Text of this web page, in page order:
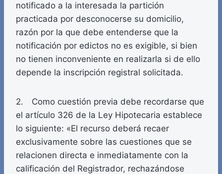
notificado a la interesada la partición
practicada por desconocerse su domicilio,
razón por la que debe entenderse que la
notificación por edictos no es exigible, si bien
no tienen inconveniente en realizarla si de ello
depende la inscripción registral solicitada.
2. Como cuestión previa debe recordarse que
el artículo 326 de la Ley Hipotecaria establece
lo siguiente: «El recurso deberá recaer
exclusivamente sobre las cuestiones que se
relacionen directa e inmediatamente con la
calificación del Registrador, rechazándose